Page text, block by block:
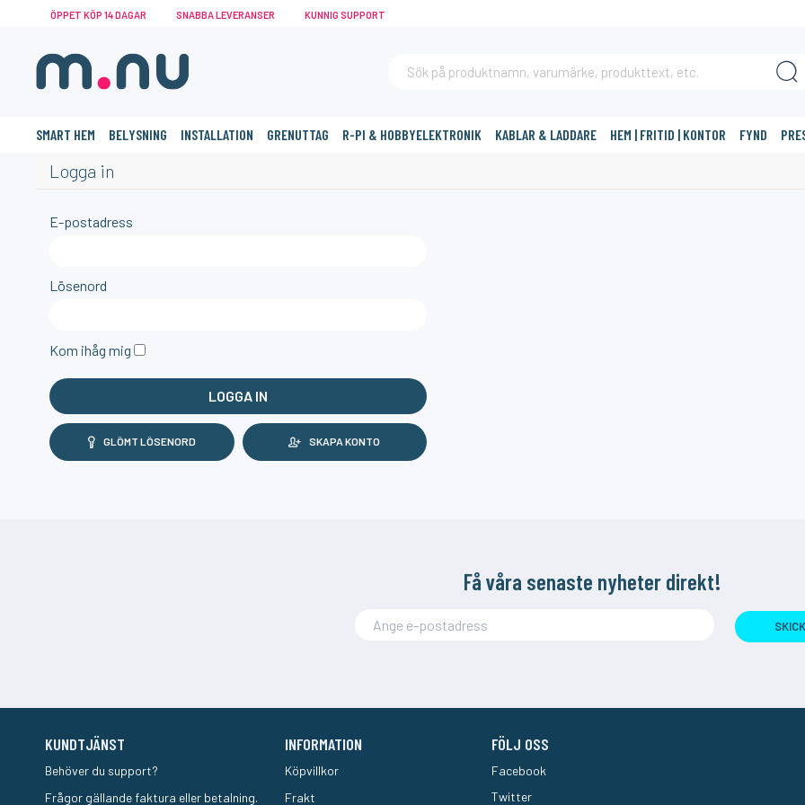
ÖPPET KÖP 14 DAGAR SNABBA LEVERANSER KUNNIG SUPPORT
SMART HEM BELYSNING INSTALLATION GRENUTTAG R-PI & HOBBYELEKTRONIK KABLAR & LADDARE HEM | FRITID | KONTOR FYND
Logga in
E-postadress
Lösenord
Kom ihåg mig
GLÖMT LÖSENORD SKAPA KONTO
Få våra senaste nyheter direkt!
KUNDTJÄNST
Behöver du support?
Frågor gällande faktura eller betalning.
INFORMATION
Köpvillkor
Frakt
FÖLJ OSS
Facebook
Twitter